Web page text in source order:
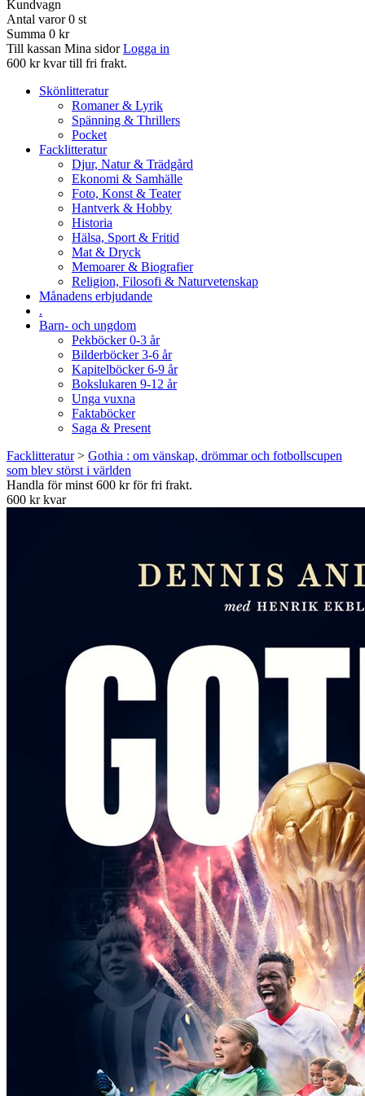
Kundvagn
Antal varor 0 st
Summa 0 kr
Till kassan Mina sidor Logga in
600 kr kvar till fri frakt.
Skönlitteratur
Romaner & Lyrik
Spänning & Thrillers
Pocket
Facklitteratur
Djur, Natur & Trädgård
Ekonomi & Samhälle
Foto, Konst & Teater
Hantverk & Hobby
Historia
Hälsa, Sport & Fritid
Mat & Dryck
Memoarer & Biografier
Religion, Filosofi & Naturvetenskap
Månadens erbjudande
.
Barn- och ungdom
Pekböcker 0-3 år
Bilderböcker 3-6 år
Kapitelböcker 6-9 år
Bokslukaren 9-12 år
Unga vuxna
Faktaböcker
Saga & Present
Facklitteratur> Gothia : om vänskap, drömmar och fotbollscupen
som blev störst i världen
Handla för minst 600 kr för fri frakt.
600 kr kvar